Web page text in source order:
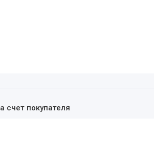
счет покупателя